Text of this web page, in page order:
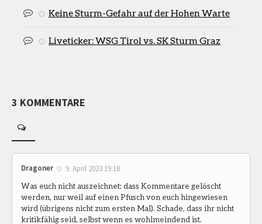
Keine Sturm-Gefahr auf der Hohen Warte
Liveticker: WSG Tirol vs. SK Sturm Graz
3 KOMMENTARE
Dragoner 9. April 2023 19:18
Was euch nicht auszeichnet: dass Kommentare gelöscht
werden, nur weil auf einen Pfusch von euch hingewiesen
wird (übrigens nicht zum ersten Mal). Schade, dass ihr nicht
kritikfähig seid, selbst wenn es wohlmeindend ist.